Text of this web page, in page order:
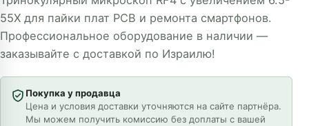
55X для пайки плат PCB и ремонта смартфонов.
Профессиональное оборудование в наличии —
заказывайте с доставкой по Израилю!
Покупка у продавца
Цена и условия доставки уточняются на сайте партнёра.
Мы можем получить комиссию без доплаты с вашей